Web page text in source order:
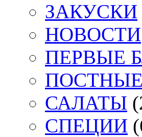
ЗАКУСКИ
НОВОСТИ
ПЕРВЫЕ
САЛАТЫ
СПЕЦИИ